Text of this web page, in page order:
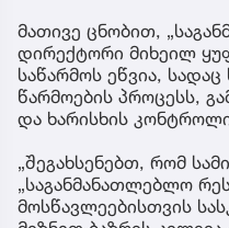
მათივე ცნობით,
დირექტორი მიხეილ
საწარმოს ეწვია,
წარმოების პროცესს,
და ხარისხის
„შეგახსენებთ, რომ
„საგანმანათლებლო
მოსწავლეებისთვის